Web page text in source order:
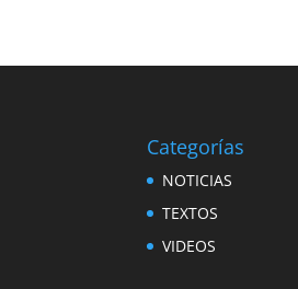
Categorías
NOTICIAS
TEXTOS
VIDEOS